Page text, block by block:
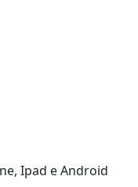
Ipad e Android